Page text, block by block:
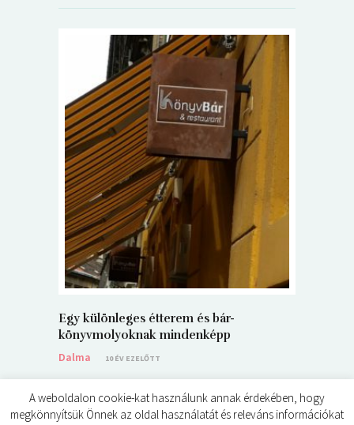
Egy különleges étterem és bár-
könyvmolyoknak mindenképp
Dalma
10 ÉV EZELŐTT
A weboldalon cookie-kat használunk annak érdekében, hogy
megkönnyítsük Önnek az oldal használatát és releváns információkat